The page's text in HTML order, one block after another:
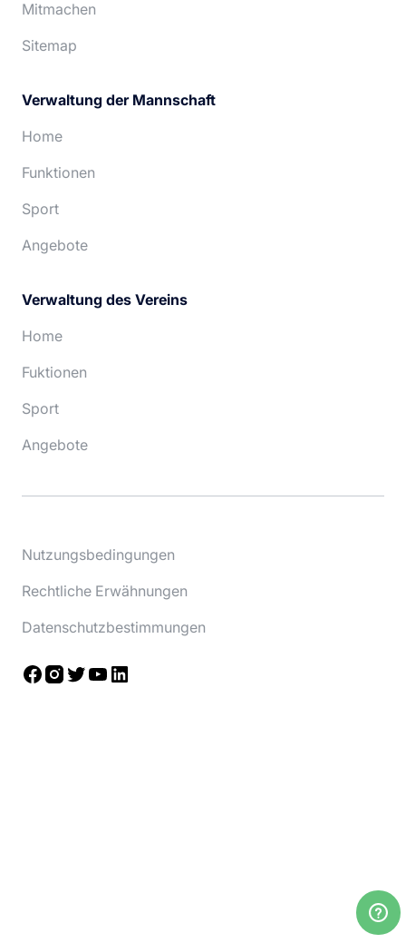
Mitmachen
Sitemap
Verwaltung der Mannschaft
Home
Funktionen
Sport
Angebote
Verwaltung des Vereins
Home
Fuktionen
Sport
Angebote
Nutzungsbedingungen
Rechtliche Erwähnungen
Datenschutzbestimmungen
Facebook
Instagram
TwitterYouTube